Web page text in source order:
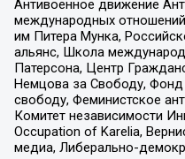
Антивоенное движение
международных
им Питера Мунка,
альянс, Школа
Патерсона, Центр
Немцова за Свободу,
свободу, Феминистское
Комитет независимости
Occupation of Karelia,
медиа, Либерально-